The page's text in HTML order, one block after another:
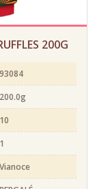
200G
93084
200.0g
10
1
Vianoce